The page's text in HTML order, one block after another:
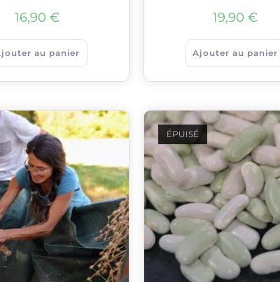
16,90€
au panier
19,90 €
Ajouter au panier
ÉPUISÉ